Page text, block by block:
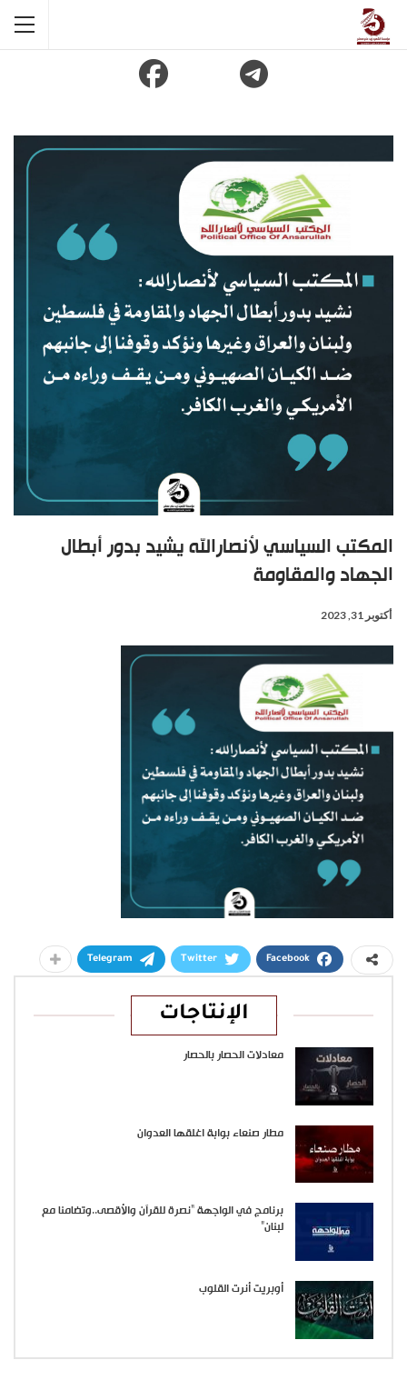
المكتب السياسي لأنصارالله يشيد بدور أبطال
الجهاد والمقاومة
أكتوبر 31, 2023
Facebook
Twitter
Telegram
الإنتاجات
معادلات الحصار بالحصار
مطار صنعاء بوابة اغلقها العدوان
برنامج في الواجهة “نصرة للقرآن والأقصى..وتضامنا مع
لبنان”
أوبريت أنرت القلوب